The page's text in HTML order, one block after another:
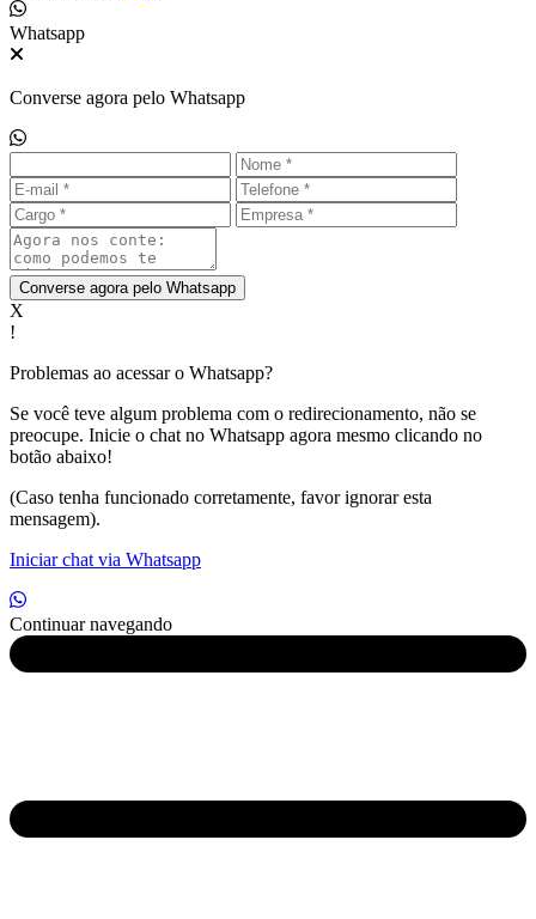
Whatsapp
Converse agora pelo Whatsapp
Converse agora pelo Whatsapp
X
!
Problemas ao acessar o Whatsapp?
Se você teve algum problema com o redirecionamento, não se
preocupe. Inicie o chat no Whatsapp agora mesmo clicando no
botão abaixo!
(Caso tenha funcionado corretamente, favor ignorar esta
mensagem).
Iniciar chat via Whatsapp
Continuar navegando